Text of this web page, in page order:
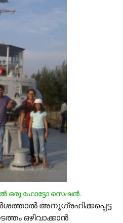
ഒരു ഫോട്ടോ സെഷന്‍.
അനുഗ്രഹിക്കപ്പെട്ട
ഒഴിവാക്കാന്‍